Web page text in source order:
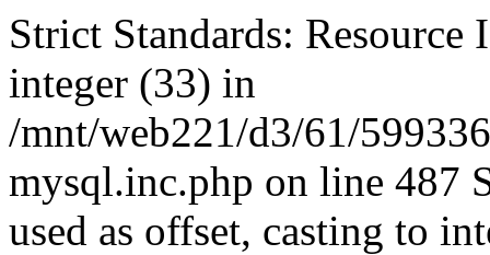
Strict Standards: Resource
integer (33) in
/mnt/web221/d3/61/
mysql.inc.php on line 487
used as offset, casting to